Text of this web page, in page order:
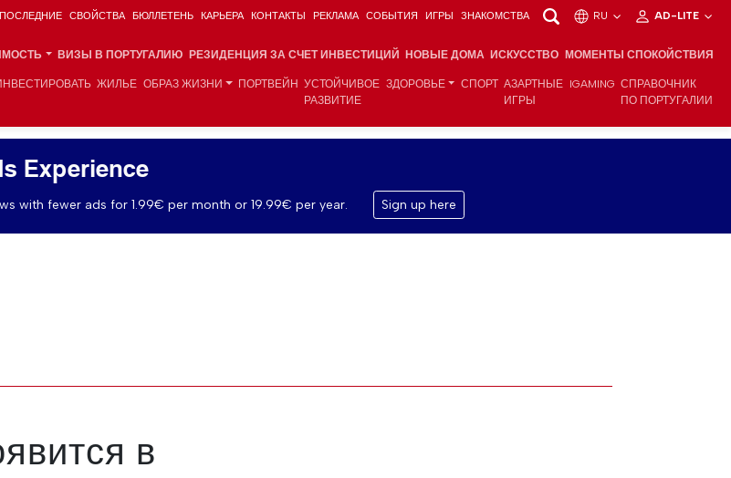
ПОСЛЕДНИЕ СВОЙСТВА БЮЛЛЕТЕНЬ КАРЬЕРА КОНТАКТЫ РЕКЛАМА СОБЫТИЯ ИГРЫ ЗНАКОМСТВА RU AD-LITE
ВИЗЫ В ПОРТУГАЛИЮ РЕЗИДЕНЦИЯ ЗА СЧЕТ ИНВЕСТИЦИЙ НОВЫЕ ДОМА ИСКУССТВО МОМЕНТЫ СПОКОЙСТВИЯ
ЖИЛЬЕ ОБРАЗ ЖИЗНИ ПОРТВЕЙН УСТОЙЧИВОЕ
РАЗВИТИЕ
ЗДОРОВЬЕ СПОРТ АЗАРТНЫЕ
ИГРЫ
IGAMING СПРАВОЧНИК
ПО ПОРТУГАЛИИ
Experience
with fewer ads for 1.99€ per month or 19.99€ per year. Sign up here
в